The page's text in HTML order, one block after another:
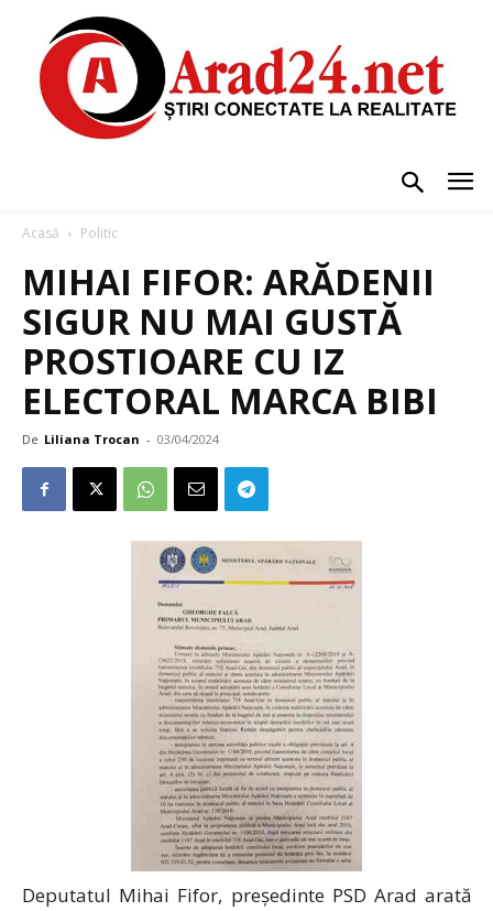
Acasă Politic
MIHAI FIFOR: ARĂDENII
SIGUR NU MAI GUSTĂ
PROSTIOARE CU IZ
ELECTORAL MARCA BIBI
De Liliana Trocan - 03/04/2024
Deputatul Mihai Fifor, președinte PSD Arad arată